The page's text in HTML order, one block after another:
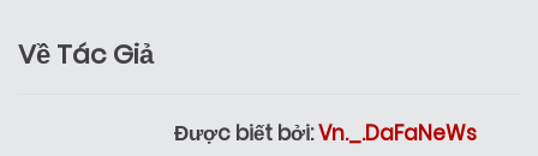
Về Tác Giả
Được biết bởi:Vn._.DaFaNeWs